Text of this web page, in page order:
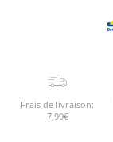
Frais de livraison:
7,99€